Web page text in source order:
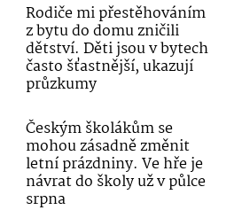
Rodiče mi přestěhováním
z bytu do domu zničili
dětství. Děti jsou v bytech
často šťastnější, ukazují
průzkumy
Českým školákům se
mohou zásadně změnit
letní prázdniny. Ve hře je
návrat do školy už v půlce
srpna